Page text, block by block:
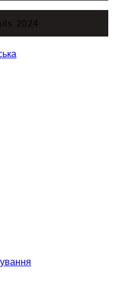
2024